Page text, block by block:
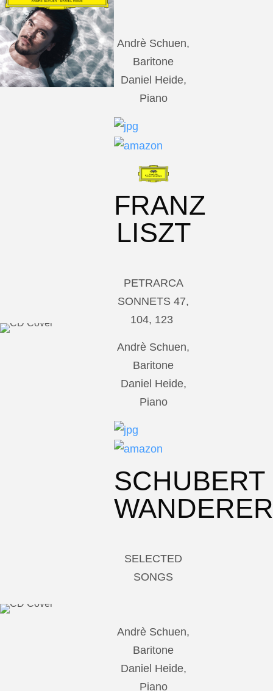
Andrè Schuen,
Baritone
Daniel Heide,
Piano
FRANZ
LISZT
PETRARCA
SONNETS 47,
104, 123
Andrè Schuen,
Baritone
Daniel Heide,
Piano
SCHUBERT
WANDERER
SELECTED
SONGS
Andrè Schuen,
Baritone
Daniel Heide,
Piano